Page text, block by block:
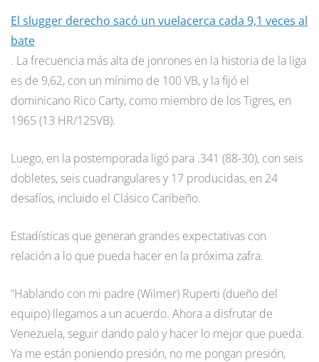
El slugger derecho sacó un vuelacerca cada 9,1 veces al
bate
. La frecuencia más alta de jonrones en la historia de la liga
es de 9,62, con un mínimo de 100 VB, y la fijó el
dominicano Rico Carty, como miembro de los Tigres, en
1965 (13 HR/125VB).
Luego, en la postemporada ligó para .341 (88-30), con seis
dobletes, seis cuadrangulares y 17 producidas, en 24
desafíos, incluido el Clásico Caribeño.
Estadísticas que generan grandes expectativas con
relación a lo que pueda hacer en la próxima zafra.
“Hablando con mi padre (Wilmer) Ruperti (dueño del
equipo) llegamos a un acuerdo. Ahora a disfrutar de
Venezuela, seguir dando palo y hacer lo mejor que pueda.
Ya me están poniendo presión, no me pongan presión,